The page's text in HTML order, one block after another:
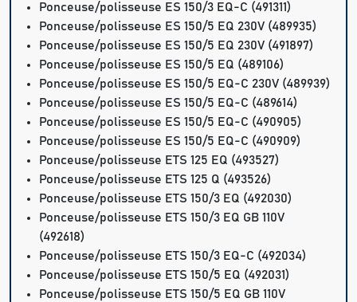
Ponceuse/polisseuse ES 150/3 EQ-C (491311)
Ponceuse/polisseuse ES 150/5 EQ 230V (489935)
Ponceuse/polisseuse ES 150/5 EQ 230V (491897)
Ponceuse/polisseuse ES 150/5 EQ (489106)
Ponceuse/polisseuse ES 150/5 EQ-C 230V (489939)
Ponceuse/polisseuse ES 150/5 EQ-C (489614)
Ponceuse/polisseuse ES 150/5 EQ-C (490905)
Ponceuse/polisseuse ES 150/5 EQ-C (490909)
Ponceuse/polisseuse ETS 125 EQ (493527)
Ponceuse/polisseuse ETS 125 Q (493526)
Ponceuse/polisseuse ETS 150/3 EQ (492030)
Ponceuse/polisseuse ETS 150/3 EQ GB 110V
(492618)
Ponceuse/polisseuse ETS 150/3 EQ-C (492034)
Ponceuse/polisseuse ETS 150/5 EQ (492031)
Ponceuse/polisseuse ETS 150/5 EQ GB 110V